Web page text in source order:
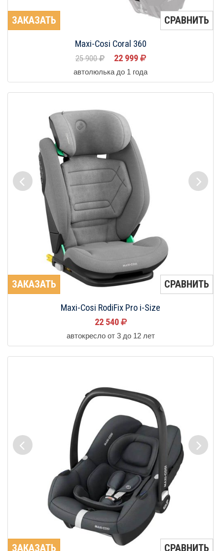
ЗАКАЗАТЬ СРАВНИТЬ
Maxi-Cosi Coral 360
25 900 22 999
автолюлька до 1 года
ЗАКАЗАТЬ СРАВНИТЬ
Maxi-Cosi RodiFix Pro i-Size
22 540
автокресло от 3 до 12 лет
ЗАКАЗАТЬ СРАВНИТЬ